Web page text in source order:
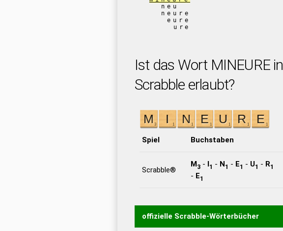
neu
neure
eure
ure
Ist das Wort MINEURE in
Scrabble erlaubt?
Spiel Buchstaben
Scrabble®
M3- I1 - N1 - E1 - U1 - R1
- E1
offizielle Scrabble-Wörterbücher